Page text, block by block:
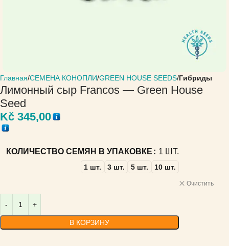
Главная СЕМЕНА КОНОПЛИ GREEN HOUSE SEEDS Гибриды
Лимонный сыр Francos — Green House
Seed
Kč 345,00
КОЛИЧЕСТВО СЕМЯН В УПАКОВКЕ 1 ШТ.
1 шт. 3 шт. 5 шт. 10 шт.
Очистить
В КОРЗИНУ